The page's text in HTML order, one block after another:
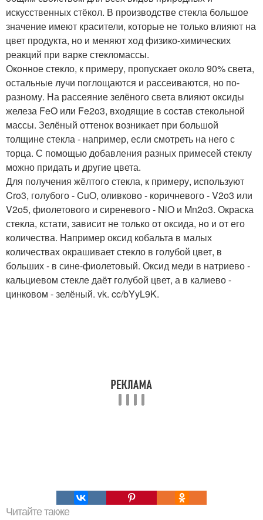
искусственных стёкол. В производстве стекла большое
значение имеют красители, которые не только влияют на
цвет продукта, но и меняют ход физико-химических
реакций при варке стекломассы.
Оконное стекло, к примеру, пропускает около 90% света,
остальные лучи поглощаются и рассеиваются, но по-
разному. На рассеяние зелёного света влияют оксиды
железа FeO или Fe2o3, входящие в состав стекольной
массы. Зелёный оттенок возникает при большой
толщине стекла - например, если смотреть на него с
торца. С помощью добавления разных примесей стеклу
можно придать и другие цвета.
Для получения жёлтого стекла, к примеру, используют
Cro3, голубого - CuO, оливково - коричневого - V2o3 или
V2o5, фиолетового и сиреневого - NiO и Mn2o3. Окраска
стекла, кстати, зависит не только от оксида, но и от его
количества. Например оксид кобальта в малых
количествах окрашивает стекло в голубой цвет, в
больших - в сине-фиолетовый. Оксид меди в натриево -
кальциевом стекле даёт голубой цвет, а в калиево -
цинковом - зелёный. vk. cc/bYyL9K.
Читайте также